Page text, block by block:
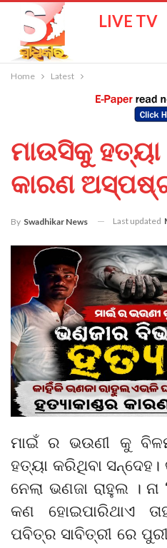
LIVE TV
Home Latest
ମାଉସିକୁ ହତ୍ୟା
କାରଣ
By Swadhikar News Last updated
ମାଇଁ ର ଭଉଣୀ କୁ
ହତ୍ୟା କରିଥିବା
ନେଲା ଭଣଜା ରାହୁଲ ।
କଣ ହୋଇପାରିଥାଏ
ପବିତ୍ର ସାବିତ୍ରୀ ରେ